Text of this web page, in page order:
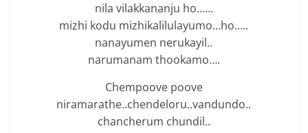
nila vilakkananju ho……
mizhi kodu mizhikalilulayumo…ho…..
nanayumen nerukayil..
narumanam thookamo….
Chempoove poove
niramarathe..chendeloru..vandundo..
chancherum chundil..